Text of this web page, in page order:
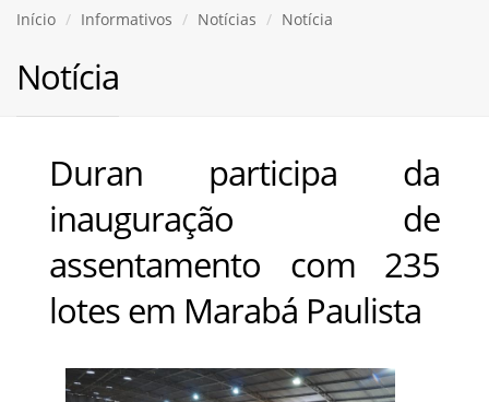
Início Informativos Notícias Notícia
Notícia
Duran participa da
inauguração de
assentamento com 235
lotes em Marabá Paulista